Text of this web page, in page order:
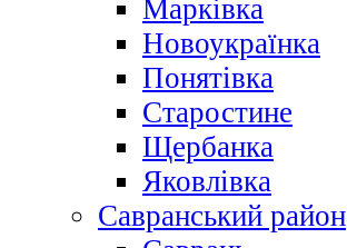
Марківка
Новоукраїнка
Понятівка
Старостине
Щербанка
Яковлівка
Савранський район